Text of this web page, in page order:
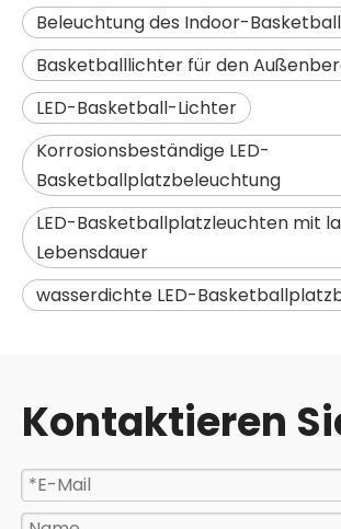
Beleuchtung des Indoor-
Basketballlichter für den
LED-Basketball-Lichter
Korrosionsbeständige LED-
Basketballplatzbeleuchtung
LED-Basketballplatzleuchten mit
Lebensdauer
wasserdichte LED-
Kontaktieren